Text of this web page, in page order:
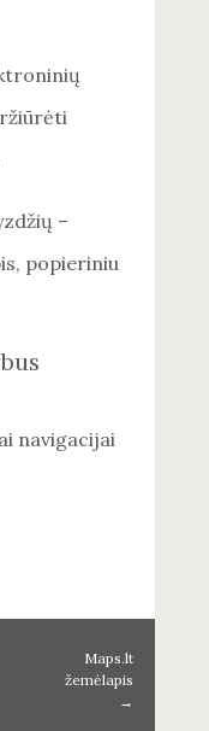
–
popieriniu
navigacijai
Maps.lt
žemėlapis
→